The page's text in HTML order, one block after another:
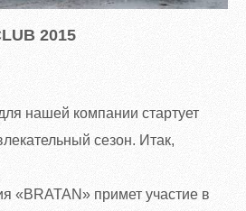
2015
нашей компании стартует
сезон. Итак,
«BRATAN» примет участие в